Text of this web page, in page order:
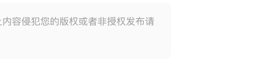
容侵犯您的版权或者非授权发布请